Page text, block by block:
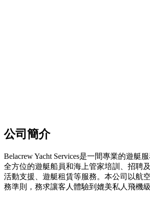
公司簡介
Belacrew Yacht Services是一間專業的遊艇
全方位的遊艇船員和海上管家培訓、招聘
活動支援、遊艇租賃等服務。本公司以航
務準則，務求讓客人體驗到媲美私人飛機